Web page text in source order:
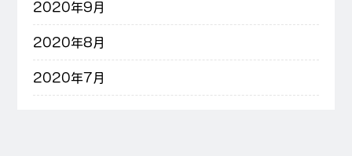
2020年9月
2020年8月
2020年7月